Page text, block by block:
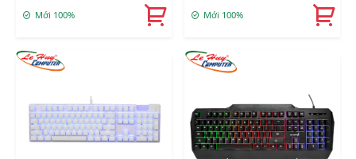
Mới 100% Mới 100%